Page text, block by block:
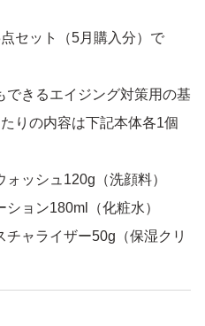
セット（5月購入分）で
できるエイジング対策用の基
りの内容は下記本体各1個
ォッシュ120g（洗顔料）
ション180ml（化粧水）
チャライザー50g（保湿クリ